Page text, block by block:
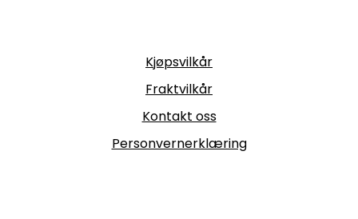
Kjøpsvilkår
Fraktvilkår
Kontakt oss
Personvernerklæring